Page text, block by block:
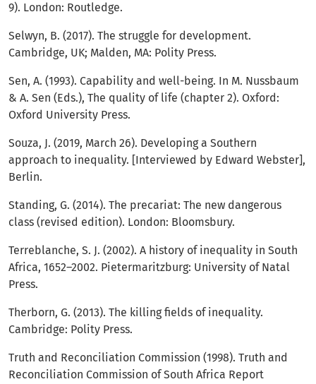
9). London: Routledge.
Selwyn, B. (2017). The struggle for development.
Cambridge, UK; Malden, MA: Polity Press.
Sen, A. (1993). Capability and well-being. In M. Nussbaum
& A. Sen (Eds.), The quality of life (chapter 2). Oxford:
Oxford University Press.
Souza, J. (2019, March 26). Developing a Southern
approach to inequality. [Interviewed by Edward Webster],
Berlin.
Standing, G. (2014). The precariat: The new dangerous
class (revised edition). London: Bloomsbury.
Terreblanche, S. J. (2002). A history of inequality in South
Africa, 1652–2002. Pietermaritzburg: University of Natal
Press.
Therborn, G. (2013). The killing fields of inequality.
Cambridge: Polity Press.
Truth and Reconciliation Commission (1998). Truth and
Reconciliation Commission of South Africa Report